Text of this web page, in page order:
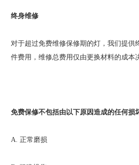
终身维修
对于超过免费维修保修期的灯，我们提供
件费用，维修总费用仅由更换材料的成本
免费保修不包括由以下原因造成的任何损
A. 正常磨损